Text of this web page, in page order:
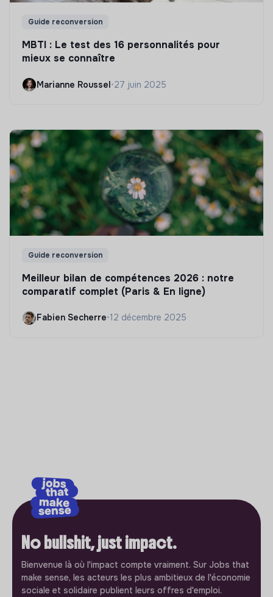
Guide reconversion
MBTI : Le test des 16 personnalités pour
mieux se connaître
Marianne Roussel•27 juin 2025
Guide reconversion
Meilleur bilan de compétences 2026 : notre
comparatif complet (Paris & En ligne)
Fabien Secherre•12 décembre 2025
No bullshit, just impact.
Bienvenue là où l'impact compte vraiment. Sur Jobs that
make sense, les acteurs les plus ambitieux de l'économie
sociale et solidaire publient leurs offres d'emploi.